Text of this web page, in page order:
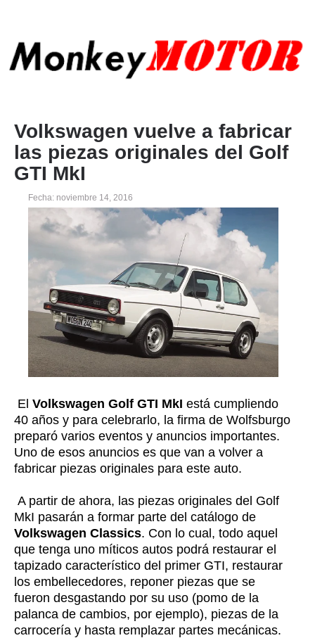
Volkswagen vuelve a fabricar
las piezas originales del Golf
GTI MkI
Fecha: noviembre 14, 2016
El Volkswagen Golf GTI MkI está cumpliendo
40 años y para celebrarlo, la firma de Wolfsburgo
preparó varios eventos y anuncios importantes.
Uno de esos anuncios es que van a volver a
fabricar piezas originales para este auto.
A partir de ahora, las piezas originales del Golf
MkI pasarán a formar parte del catálogo de
Volkswagen Classics. Con lo cual, todo aquel
que tenga uno míticos autos podrá restaurar el
tapizado característico del primer GTI, restaurar
los embellecedores, reponer piezas que se
fueron desgastando por su uso (pomo de la
palanca de cambios, por ejemplo), piezas de la
carrocería y hasta remplazar partes mecánicas.